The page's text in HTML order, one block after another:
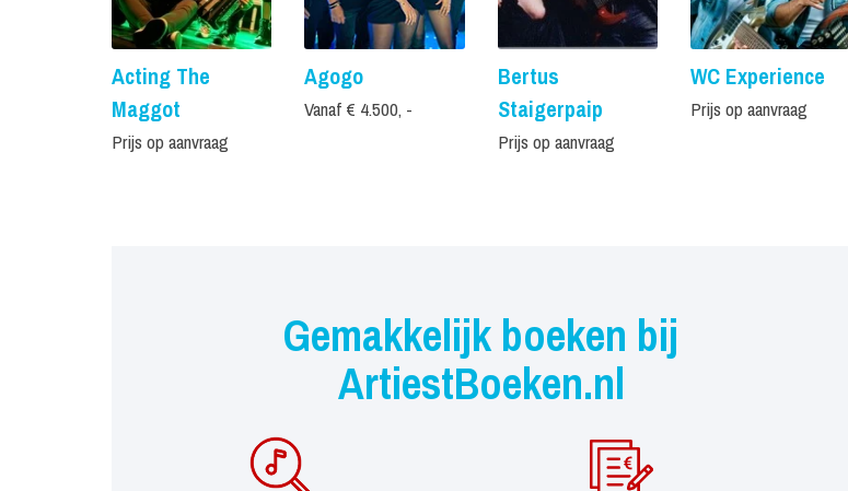
Acting The
Maggot
Prijs op aanvraag
Agogo
Vanaf € 4.500, -
Bertus
Staigerpaip
Prijs op aanvraag
WC Experience
Prijs op aanvraag
Gemakkelijk boeken bij
ArtiestBoeken.nl